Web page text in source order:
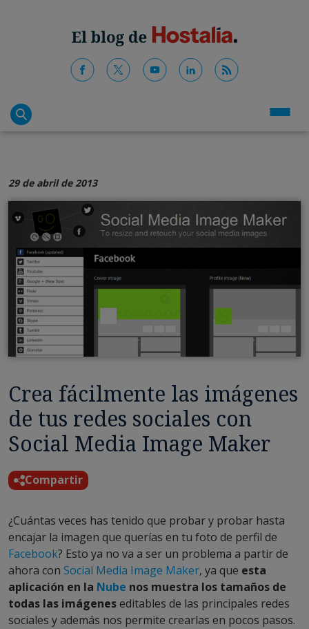
29 de abril de 2013
Crea fácilmente las imágenes
de tus redes sociales con
Social Media Image Maker
Compartir
¿Cuántas veces has tenido que probar y probar hasta
encajar la imagen que querías en tu foto de perfil de
Facebook? Esto ya no va a ser un problema a partir de
ahora con Social Media Image Maker, ya que esta
aplicación en la Nube nos muestra los tamaños de
todas las imágeneseditables de las principales redes
sociales y además nos permite crearlas en pocos pasos.